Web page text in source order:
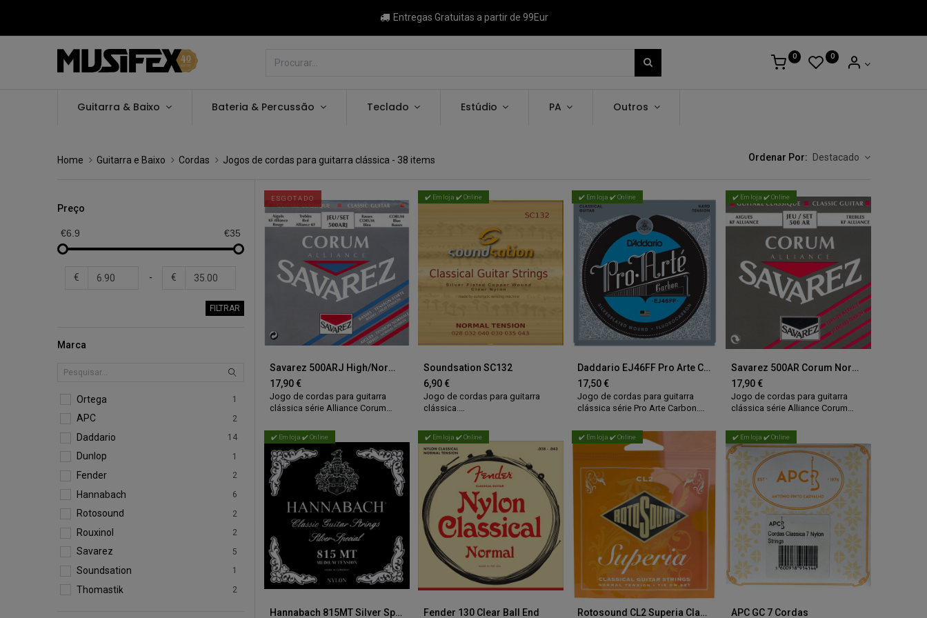
Entregas Gratuitas a partir de 99Eur
0 0
Guitarra & Baixo Bateria & Percussão Teclado Estúdio PA Outros
Home Guitarra e Baixo Cordas Jogos de cordas para guitarra clássica - 38 items Ordenar Por: Destacado
Preço
€6.9 €35
€ - €
FILTRAR
Marca
Ortega 1
APC 2
Daddario 14
Dunlop 1
Fender 2
Hannabach 6
Rotosound 2
Rouxinol 2
Savarez 5
Soundsation 1
Thomastik 2
ESGOTADO
Savarez 500ARJ High/Normal Tension
17,90€
Jogo de cordas para guitarra
clássica série Alliance Corum
carbono série Alliance.
3 cordas enroladas em núcleo de
nylon série Corum, com resposta
rápida, com tensão elevada e
rígida.
Tensão média nas 3 cordas em
nylon e tensão alta nas 3 cordas
graves.
Medidas:
025/027/033/029/034/044.
Soundsation SC132
6,90€
Jogo de cordas para guitarra
clássica.
nylon transparente.
Tensão média.
Embalagem individual para cada
corda.
Medidas:
028/032/040/030/035/043.
✔️ Em loja ✔️ Online
Daddario EJ46FF Pro Arte Carbon Hard Tension
17,50€
Jogo de cordas para guitarra
clássica série Pro Arte Carbon.
índice de carbono
(fluorocarbono) e graves
enrolados em cobre banhado a
prata (compósito Dynacore).
Som rico e projeção elevada.
Tensão elevada.
025/028/034/029/036/046.
✔️ Em loja ✔️ Online
Savarez 500AR Corum Normal Tension
17,90€
Jogo de cordas para guitarra
clássica série Alliance Corum
carbono série Alliance KF.
3 cordas enroladas em núcleo de
nylon série Corum, com resposta
rápida, com tensão rígida.
Tensão média.
Medidas:
024/027/033/027/034/043.
✔️ Em loja ✔️ Online
Hannabach 815MT Silver Special
✔️ Em loja ✔️ Online
Fender 130 Clear Ball End
✔️ Em loja ✔️ Online
Rotosound CL2 Superia Classical
✔️ Em loja ✔️ Online
APC GC 7 Cordas
✔️ Em loja ✔️ Online